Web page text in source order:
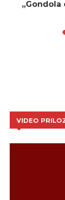
„Gondola
VIDEO